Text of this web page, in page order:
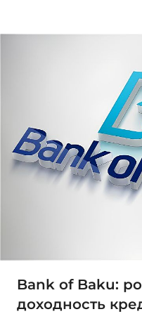
Bank of Baku:
доходность